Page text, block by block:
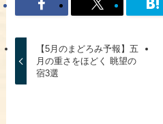
【5月のまどろみ予報】五
月の重さをほどく 眺望の
宿3選